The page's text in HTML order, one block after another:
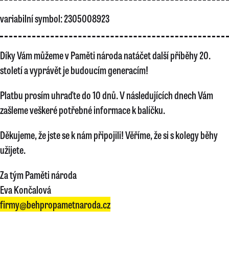
variabilní symbol: 2305008923
Díky Vám můžeme v Paměti národa natáčet další příběhy 20.
století a vyprávět je budoucím generacím!
Platbu prosím uhraďte do 10 dnů. V následujících dnech Vám
zašleme veškeré potřebné informace k balíčku.
Děkujeme, že jste se k nám připojili! Věříme, že si s kolegy běhy
užijete.
Za tým Paměti národa
Eva Končalová
firmy@behpropametnaroda.cz